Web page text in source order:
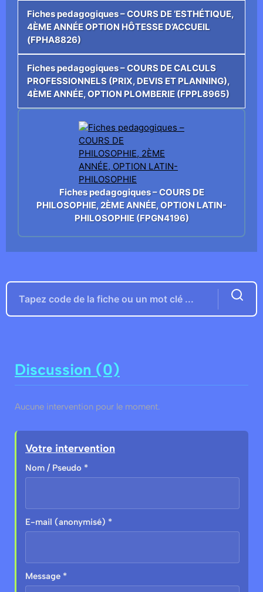
Fiches pedagogiques – COURS DE ’ESTHÉTIQUE,
4ÈME ANNÉE OPTION HÔTESSE D’ACCUEIL
(FPHA8826)
Fiches pedagogiques – COURS DE CALCULS
PROFESSIONNELS (PRIX, DEVIS ET PLANNING),
4ÈME ANNÉE, OPTION PLOMBERIE (FPPL8965)
Fiches pedagogiques – COURS DE
PHILOSOPHIE, 2ÈME ANNÉE, OPTION LATIN-
PHILOSOPHIE (FPGN4196)
Discussion (0)
Aucune intervention pour le moment.
Votre intervention
Nom / Pseudo *
E-mail (anonymisé) *
Message *